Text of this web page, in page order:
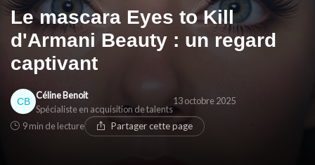
Le mascara Eyes to Kill
d'Armani Beauty : un regard
captivant
Céline Benoit
Spécialiste en acquisition de talents
13 octobre 2025
9 min de lecture Partager cette page